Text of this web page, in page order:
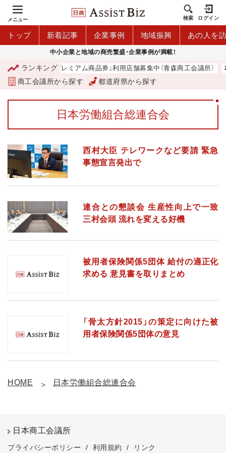
メニュー 検索 ログイン
トップ 新着記事 企業事例 地域振興 あの人を
中小企業と地域の商売繁盛・企業事例が満載！
ランキング
「青森市プレミアム商品券」利用店舗募集中（青森商工会議所）
商工会議所から探す 都道府県から探す
日本労働組合総連合会
西村大臣 テレワークなど要請 緊急
事態宣言発出で
連合との懇談会 生産性向上で一致
三村会頭 流れを変える好機
被用者保険関係5団体 給付の適正化
求める 意見書を取りまとめ
「骨太方針2015」の策定に向けた被
用者保険関係5団体の意見
HOME 日本労働組合総連合会
日本商工会議所
プライバシーポリシー / 利用規約 / リンク